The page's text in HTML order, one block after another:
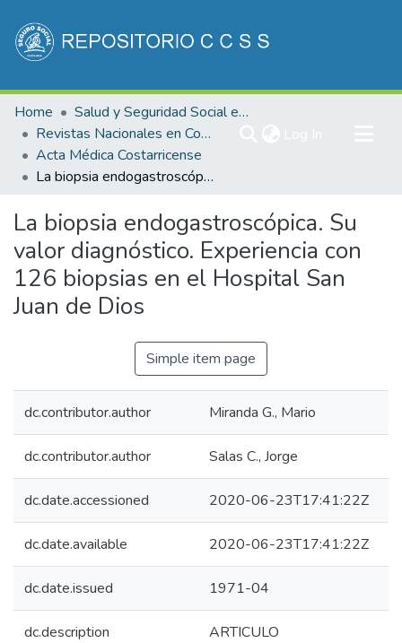
Communities & Collections
All of DSpace
Statistics
Home
Salud y Seguridad Social en Costa Rica
Revistas Nacionales en Costa Rica
Acta Médica Costarricense
La biopsia endogastroscópica. Su valor diagnóstico. Experiencia con 126 biopsias en el Hospital San Juan de Dios
La biopsia endogastroscópica. Su
valor diagnóstico. Experiencia con
126 biopsias en el Hospital San
Juan de Dios
Simple item page
dc.contributor.author Miranda G., Mario
dc.contributor.author Salas C., Jorge
dc.date.accessioned 2020-06-23T17:41:22Z
dc.date.available 2020-06-23T17:41:22Z
dc.date.issued 1971-04
dc.description ARTICULO